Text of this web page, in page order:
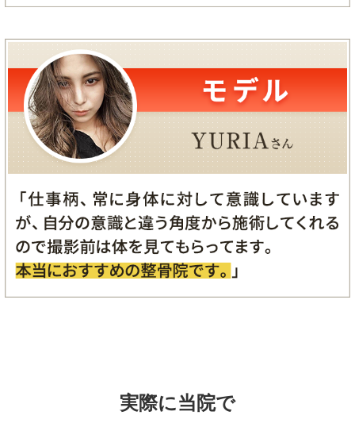
実際に当院で